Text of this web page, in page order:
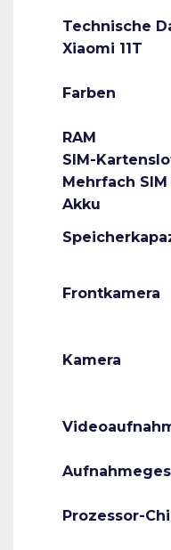
Technische
Xiaomi 11T
Farben
RAM
SIM-
Mehrfach SIM
Akku
Frontkamera
Kamera
Prozessor-